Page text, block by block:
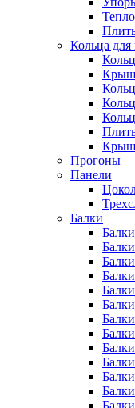
Кольца для
Прогоны
Панели
Балки